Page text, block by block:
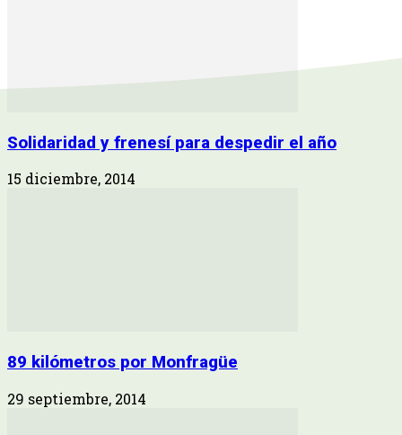
Solidaridad y frenesí para despedir el año
15 diciembre, 2014
89 kilómetros por Monfragüe
29 septiembre, 2014